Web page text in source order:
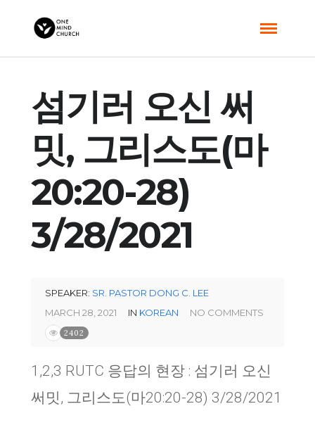
섬기러 오신 써
밋, 그리스도(마
20:20-28)
3/28/2021
SPEAKER: SR. PASTOR DONG C. LEE
MARCH 28, 2021
IN KOREAN NO COMMENTS
2402
1,2,3 RUTC 응답의 현장 : 섬기러 오신
써밋, 그리스도(마20:20-28) 3/28/2021